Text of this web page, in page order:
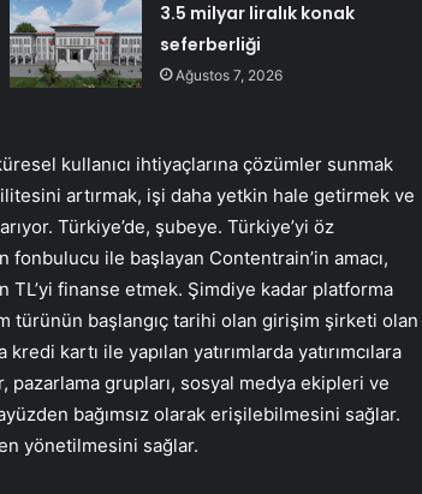
3.5 milyar liralık konak
seferberliği
Ağustos 7, 2026
kullanıcı ihtiyaçlarına çözümler sunmak
artırmak, işi daha yetkin hale getirmek ve
Türkiye’de, şubeye. Türkiye’yi öz
fonbulucu ile başlayan Contentrain’in amacı,
TL’yi finanse etmek. Şimdiye kadar platforma
türünün başlangıç ​​tarihi olan girişim şirketi olan
kartı ile yapılan yatırımlarda yatırımcılara
grupları, sosyal medya ekipleri ve
bağımsız olarak erişilebilmesini sağlar.
yönetilmesini sağlar.